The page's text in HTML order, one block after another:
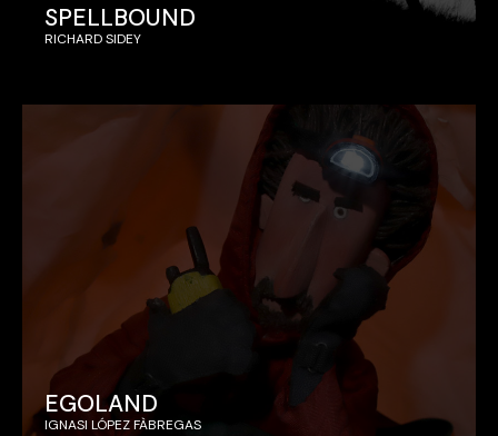
SPELLBOUND
RICHARD SIDEY
EGOLAND
IGNASI LÓPEZ FÀBREGAS